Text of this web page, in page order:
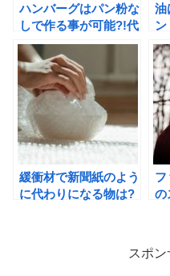
ハンバーグはパン粉な
しで作る事が可能?!代
用品もご紹介!!
油
ン
レ
緩衝材で新聞紙のよう
に代わりになる物は?
フ
の
スポン